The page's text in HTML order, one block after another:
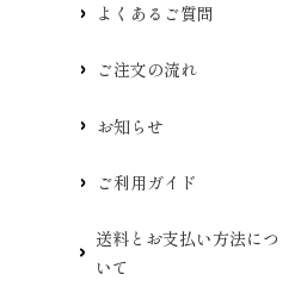
よくあるご質問
ご注文の流れ
お知らせ
ご利用ガイド
送料とお支払い方法につ
いて